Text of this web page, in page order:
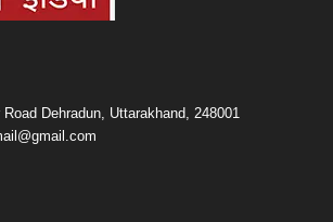
Dehradun, Uttarakhand, 248001